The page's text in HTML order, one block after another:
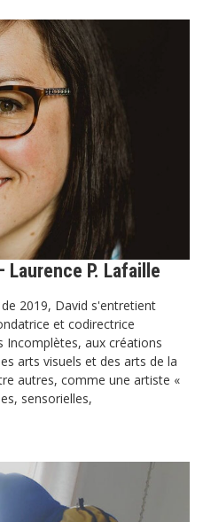
Laurence P. Lafaille
2019, David s'entretient
et codirectrice
Incomplètes, aux créations
arts visuels et des arts de la
autres, comme une artiste «
sensorielles,